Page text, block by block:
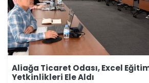
Aliağa Ticaret Odası, Excel
Yetkinlikleri Ele Aldı